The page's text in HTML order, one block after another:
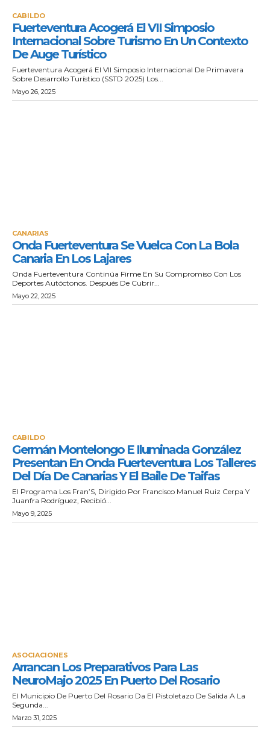
CABILDO
Fuerteventura Acogerá El VII Simposio
Internacional Sobre Turismo En Un Contexto
De Auge Turístico
Fuerteventura Acogerá El VII Simposio Internacional De Primavera
Sobre Desarrollo Turístico (SSTD 2025) Los...
Mayo 26, 2025
CANARIAS
Onda Fuerteventura Se Vuelca Con La Bola
Canaria En Los Lajares
Onda Fuerteventura Continúa Firme En Su Compromiso Con Los
Deportes Autóctonos. Después De Cubrir...
Mayo 22, 2025
CABILDO
Germán Montelongo E Iluminada González
Presentan En Onda Fuerteventura Los Talleres
Del Día De Canarias Y El Baile De Taifas
El Programa Los Fran’S, Dirigido Por Francisco Manuel Ruiz Cerpa Y
Juanfra Rodríguez, Recibió...
Mayo 9, 2025
ASOCIACIONES
Arrancan Los Preparativos Para Las
NeuroMajo 2025 En Puerto Del Rosario
El Municipio De Puerto Del Rosario Da El Pistoletazo De Salida A La
Segunda...
Marzo 31, 2025